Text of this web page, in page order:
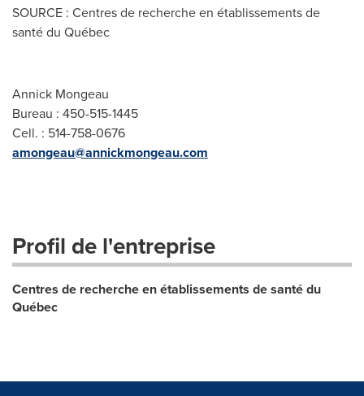
SOURCE : Centres de recherche en établissements de
santé du Québec
Annick Mongeau
Bureau : 450-515-1445
Cell. : 514-758-0676
amongeau@annickmongeau.com
Profil de l'entreprise
Centres de recherche en établissements de santé du
Québec